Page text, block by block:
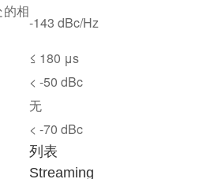
相
-143 dBc/Hz
≤ 180 μs
< -50 dBc
无
< -70 dBc
列表
Streaming